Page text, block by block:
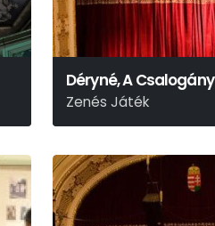
Déryné, A Csalogány
Zenés Játék